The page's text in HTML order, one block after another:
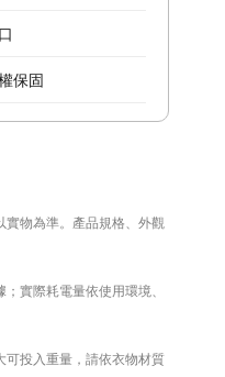
保固
實物為準。產品規格、外觀
實際耗電量依使用環境、
可投入重量，請依衣物材質